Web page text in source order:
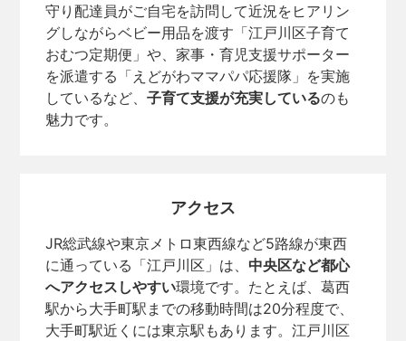
守り配達員がご自宅を訪問して近況をヒアリン
グしながらベビー用品を渡す「江戸川区子育て
おむつ定期便」や、家事・育児支援サポーター
を派遣する「えどがわママパパ応援隊」を実施
しているなど、子育て支援が充実しているのも
魅力です。
アクセス
JR総武線や東京メトロ東西線など5路線が東西
に通っている「江戸川区」は、 中央区など都心
へアクセスしやすい環境です。たとえば、葛西
駅から大手町駅までの移動時間は20分程度で、
大手町駅近くには東京駅もあります。江戸川区